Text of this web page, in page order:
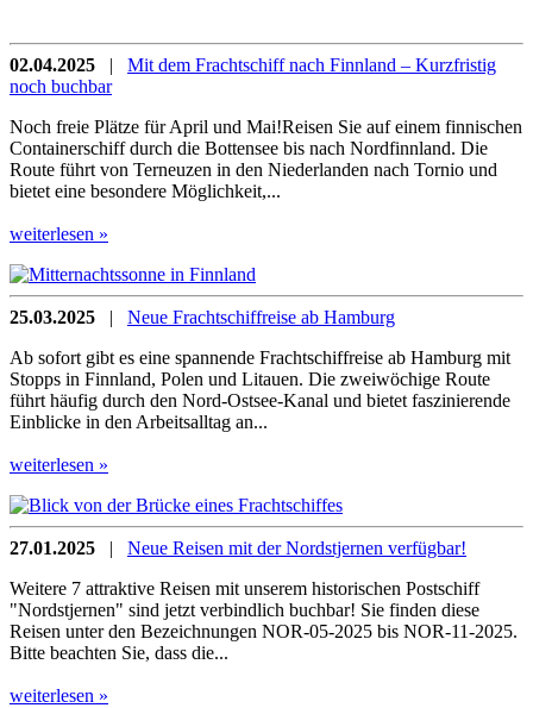
02.04.2025 | Mit dem Frachtschiff nach Finnland – Kurzfristig
noch buchbar
Noch freie Plätze für April und Mai!Reisen Sie auf einem finnischen
Containerschiff durch die Bottensee bis nach Nordfinnland. Die
Route führt von Terneuzen in den Niederlanden nach Tornio und
bietet eine besondere Möglichkeit,...
weiterlesen »
25.03.2025 | Neue Frachtschiffreise ab Hamburg
Ab sofort gibt es eine spannende Frachtschiffreise ab Hamburg mit
Stopps in Finnland, Polen und Litauen. Die zweiwöchige Route
führt häufig durch den Nord-Ostsee-Kanal und bietet faszinierende
Einblicke in den Arbeitsalltag an...
weiterlesen »
27.01.2025 | Neue Reisen mit der Nordstjernen verfügbar!
Weitere 7 attraktive Reisen mit unserem historischen Postschiff
"Nordstjernen" sind jetzt verbindlich buchbar! Sie finden diese
Reisen unter den Bezeichnungen NOR-05-2025 bis NOR-11-2025.
Bitte beachten Sie, dass die...
weiterlesen »